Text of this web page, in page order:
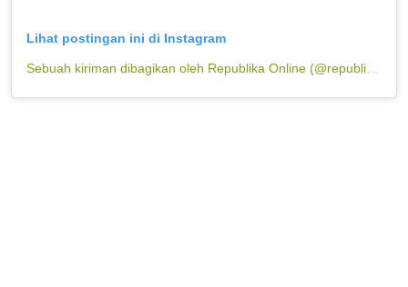
Lihat postingan ini di Instagram